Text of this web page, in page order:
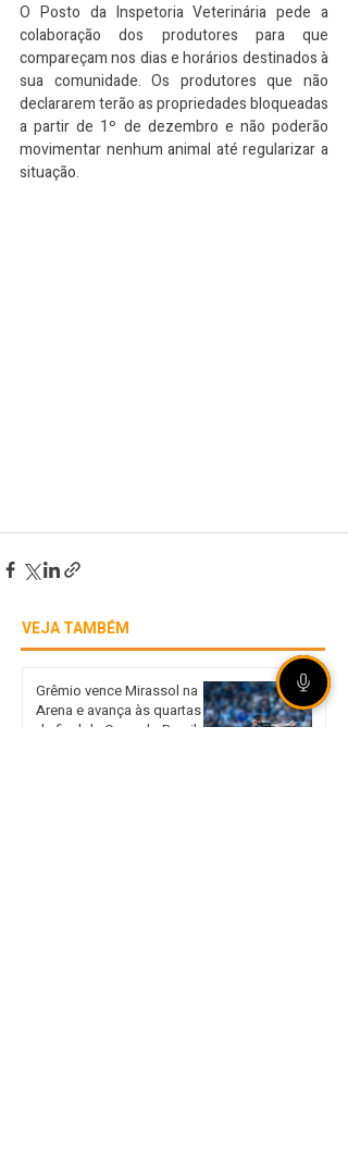
O Posto da Inspetoria Veterinária pede a
colaboração dos produtores para que
compareçam nos dias e horários destinados à
sua comunidade. Os produtores que não
declararem terão as propriedades bloqueadas
a partir de 1º de dezembro e não poderão
movimentar nenhum animal até regularizar a
situação.
VEJA TAMBÉM
Grêmio vence Mirassol na
Arena e avança às quartas
de final da Copa do Brasil